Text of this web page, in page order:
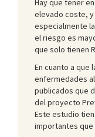
elevado coste,
especialmente
el riesgo es
que solo tienen
En cuanto a que
enfermedades
publicados que
del proyecto
Este estudio
importantes que